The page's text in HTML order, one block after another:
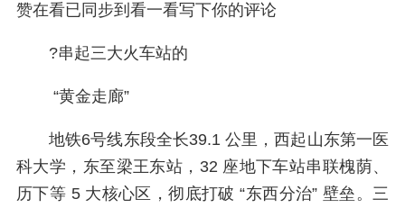
赞在看已同步到看一看写下你的评论
?串起三大火车站的
“黄金走廊”
地铁6号线东段全长39.1 公里，西起山东第一医
科大学，东至梁王东站，32 座地下车站串联槐荫、
历下等 5 大核心区，彻底打破 “东西分治” 壁垒。三